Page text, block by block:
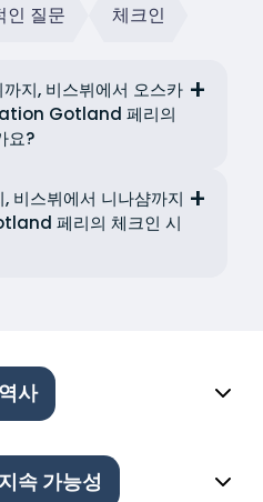
인 질문 체크인
지, 비스뷔에서 오스카
Gotland 페리의
요?
비스뷔에서 니나샴까지
페리의 체크인 시
사
속 가능성